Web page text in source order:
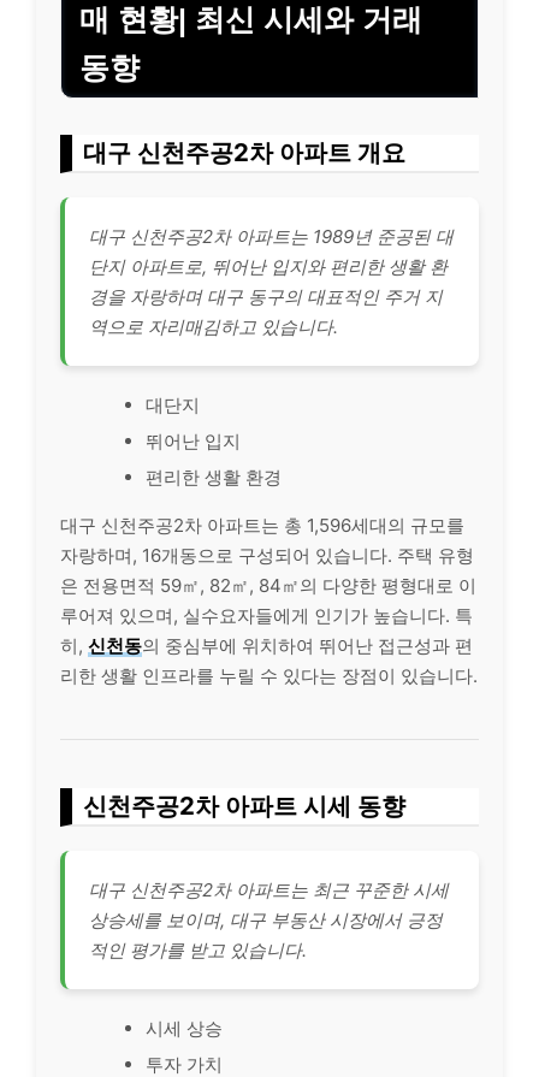
매 현황| 최신 시세와 거래
동향
대구 신천주공2차 아파트 개요
대구 신천주공2차 아파트는 1989년 준공된 대
단지 아파트로, 뛰어난 입지와 편리한 생활 환
경을 자랑하며 대구 동구의 대표적인 주거 지
역으로 자리매김하고 있습니다.
대단지
뛰어난 입지
편리한 생활 환경
대구 신천주공2차 아파트는 총 1,596세대의 규모를
자랑하며, 16개동으로 구성되어 있습니다. 주택 유형
은 전용면적 59㎡, 82㎡, 84㎡의 다양한 평형대로 이
루어져 있으며, 실수요자들에게 인기가 높습니다. 특
히, 신천동의 중심부에 위치하여 뛰어난 접근성과 편
리한 생활 인프라를 누릴 수 있다는 장점이 있습니다.
신천주공2차 아파트 시세 동향
대구 신천주공2차 아파트는 최근 꾸준한 시세
상승세를 보이며, 대구 부동산 시장에서 긍정
적인 평가를 받고 있습니다.
시세 상승
투자 가치